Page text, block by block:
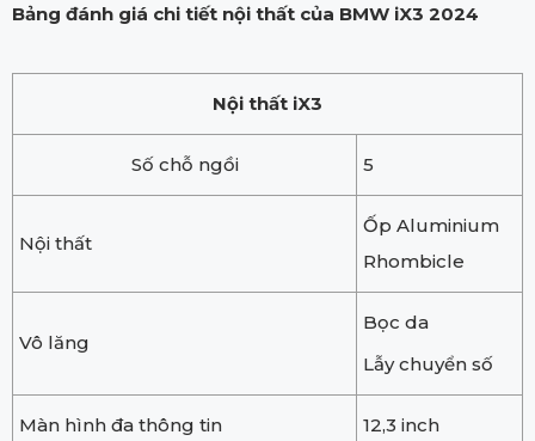
Bảng đánh giá chi tiết nội thất của BMW iX3 2024
Nội thất iX3
Số chỗ ngồi 5
Nội thất
Ốp Aluminium
Rhombicle
Vô lăng
Bọc da
Lẫy chuyển số
Màn hình đa thông tin 12,3 inch